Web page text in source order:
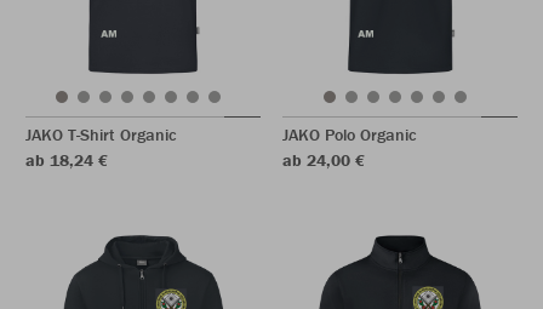
JAKO T-Shirt Organic
ab 18,24 €
JAKO Polo Organic
ab 24,00 €